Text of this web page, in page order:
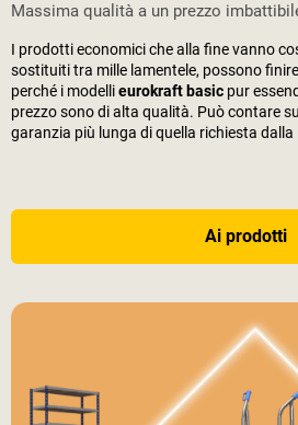
Massima qualità a un prezzo
I prodotti economici che alla fine vanno
sostituiti tra mille lamentele, possono
perché i modellieurokraft basic pur
prezzo sono di alta qualità. Può contare
garanzia più lunga di quella richiesta dalla
Ai prodotti